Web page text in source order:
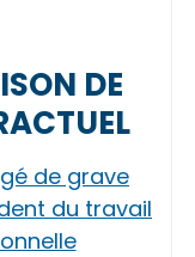
DE
de grave
du travail